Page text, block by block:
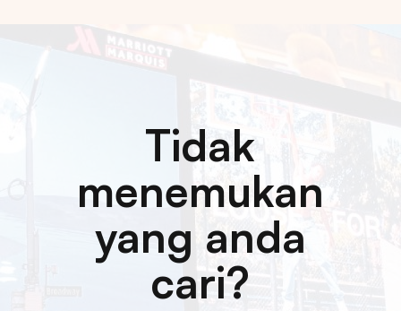
Tidak
menemukan
yang anda
cari?